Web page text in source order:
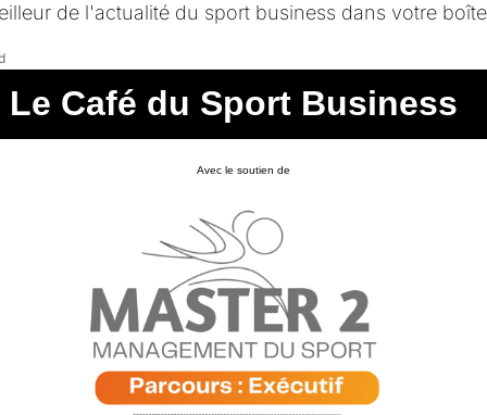
de l'actualité du sport business dans votre
Le Café du Sport Business
Avec le soutien de